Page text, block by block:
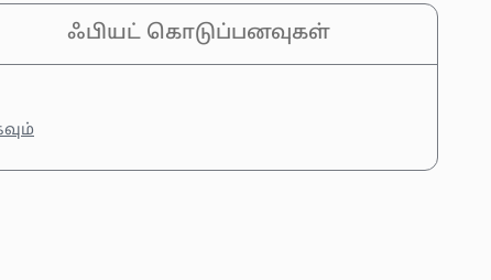
ஃபியட் கொடுப்பனவுகள்